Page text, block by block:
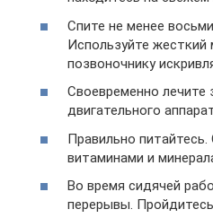
Спите не менее
Используйте
позвоночнику
Своевременно лечите
двигательного
Правильно
витаминами и
Во время сидячей
перерывы.